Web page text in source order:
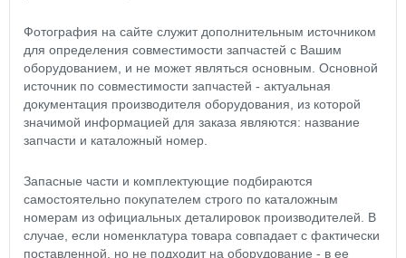
Фотография на сайте служит дополнительным источником
для определения совместимости запчастей с Вашим
оборудованием, и не может являться основным. Основной
источник по совместимости запчастей - актуальная
документация производителя оборудования, из которой
значимой информацией для заказа являются: название
запчасти и каталожный номер.
Запасные части и комплектующие подбираются
самостоятельно покупателем строго по каталожным
номерам из официальных деталировок производителей. В
случае, если номенклатура товара совпадает с фактически
поставленной, но не подходит на оборудование - в ее